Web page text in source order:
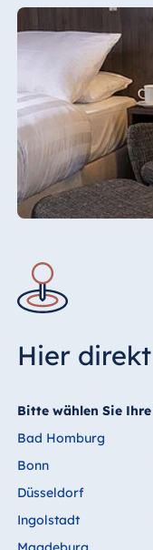
Es stehen
Verfügung.
Das Angebot
Verfügbarkeit
und nicht
mit der
als
Hier
Bitte wählen Sie
Bad Homburg
Bonn
Düsseldorf
Ingolstadt